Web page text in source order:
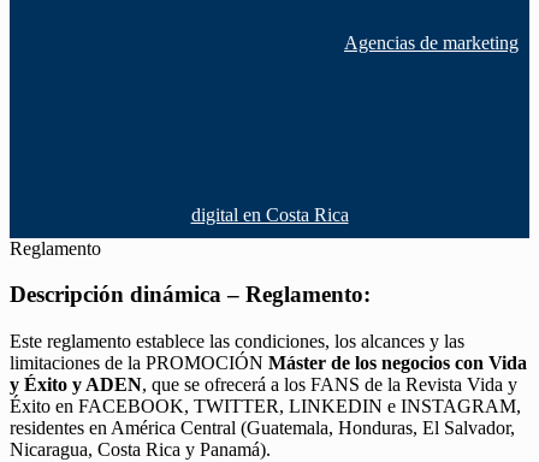
Agencias de marketing
digital en Costa Rica
Reglamento
Descripción dinámica – Reglamento:
Este reglamento establece las condiciones, los alcances y las
limitaciones de la PROMOCIÓN Máster de los negocios con Vida
y Éxito y ADEN, que se ofrecerá a los FANS de la Revista Vida y
Éxito en FACEBOOK, TWITTER, LINKEDIN e INSTAGRAM,
residentes en América Central (Guatemala, Honduras, El Salvador,
Nicaragua, Costa Rica y Panamá).